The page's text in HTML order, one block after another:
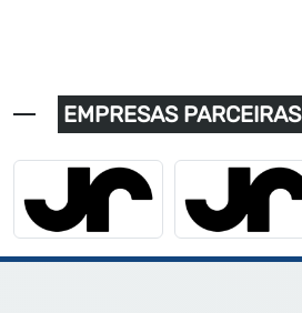
EMPRESAS PARCEIRAS